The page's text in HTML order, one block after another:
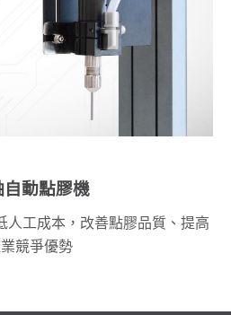
自動點膠機
人工成本，改善點膠品質、提高
競爭優勢